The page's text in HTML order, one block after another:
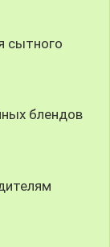
сытного
блендов